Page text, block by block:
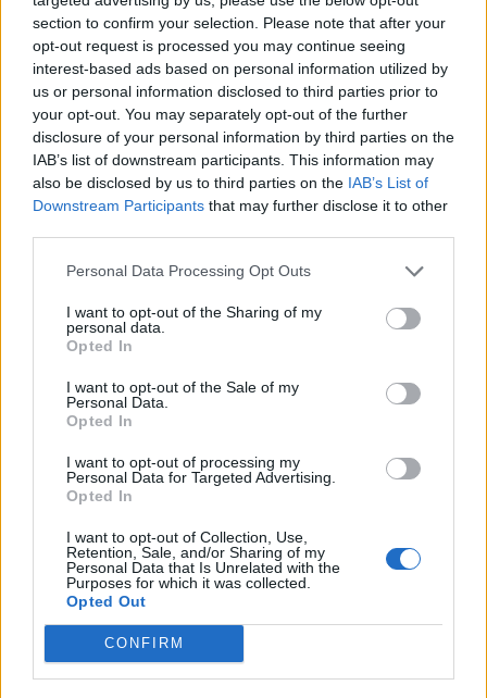
section to confirm your selection. Please note that after your
opt-out request is processed you may continue seeing
interest-based ads based on personal information utilized by
us or personal information disclosed to third parties prior to
your opt-out. You may separately opt-out of the further
disclosure of your personal information by third parties on the
IAB’s list of downstream participants. This information may
also be disclosed by us to third parties on the IAB’s List of
Downstream Participants that may further disclose it to other
Personal Data Processing Opt Outs
I want to opt-out of the Sharing of my
personal data.
Opted In
I want to opt-out of the Sale of my
Personal Data.
Opted In
I want to opt-out of processing my
Personal Data for Targeted Advertising.
Opted In
I want to opt-out of Collection, Use,
Retention, Sale, and/or Sharing of my
Personal Data that Is Unrelated with the
Purposes for which it was collected.
Opted Out
CONFIRM
T. szereti a fiatal lányokat 14. rész
Pedig szóltam… – Miért nem hiszünk a
A legidegesítőbb kifejezések laza
gyűjteménye
Elyna Robbs: Adéle és az örökölt árnyak
A világ legismertebb ruhái